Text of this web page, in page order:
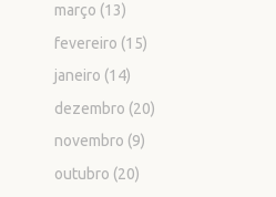
março (13)
fevereiro (15)
janeiro (14)
dezembro (20)
novembro (9)
outubro (20)